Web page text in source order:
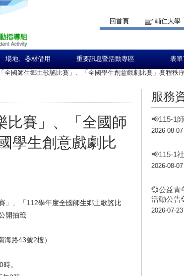
回首頁 輔仁大學
場地、器材借用 重要訊息暨活動專區 表
全國師生鄉土歌謠比賽」、「全國學生創意戲劇比賽」賽程秩
比賽」、「全國師
學生創意戲劇比
」、「112學年度全國師生鄉土歌謠比
開抽籤
路43號2樓）
。
服務
📢115-1
2026-08-07
📢115-1
2026-08-07
💞公益青
活動公告
2026-07-23